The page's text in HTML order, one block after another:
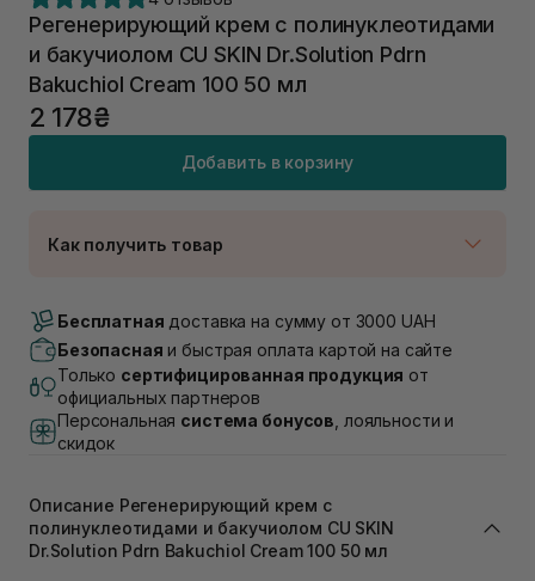
Регенерирующий крем с полинуклеотидами
и бакучиолом CU SKIN Dr.Solution Pdrn
Bakuchiol Cream 100 50 мл
2 178₴
Добавить в корзину
Как получить товар
В наличии
Самовывоз г. Луцк, Винниченка 4
Самовывоз г. Львов, ул. Академика Подстригача,
1В (Duck's Lake)
Самовывоз г. Львов ул. Степана Бандеры 43
В наличии
Самовывоз Ровно
Бесплатная доставка на сумму от 3000 UAH
Безопасная и быстрая оплата картой на сайте
Только сертифицированная продукция от
официальных партнеров
Персональная система бонусов , лояльности и
скидок
Описание Регенерирующий крем с
полинуклеотидами и бакучиолом CU SKIN
Dr.Solution Pdrn Bakuchiol Cream 100 50 мл